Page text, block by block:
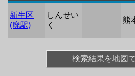
新生区
(廃駅)
しんせい
く
熊
検索結果を地図